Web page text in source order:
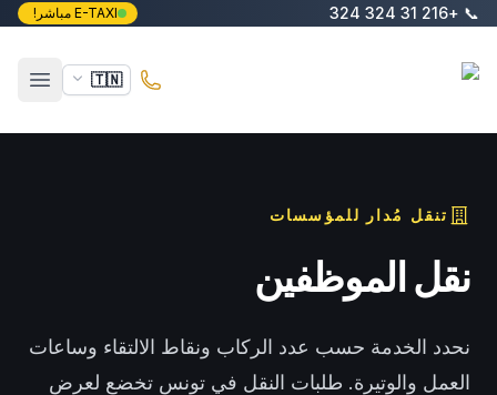
تخطَّ إلى المحتوى الرئيسي
📞
+216 31 324 324 E-TAXI مباشر!
🇹🇳
فتح
تنقل مُدار للمؤسسات
نقل الموظفين
نحدد الخدمة حسب عدد الركاب ونقاط الالتقاء وساعات
العمل والوتيرة. طلبات النقل في تونس تخضع لعرض